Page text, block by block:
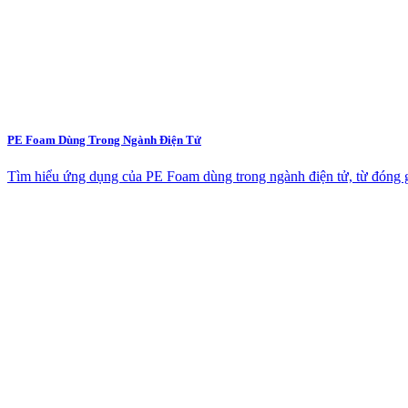
PE Foam Dùng Trong Ngành Điện Tử
Tìm hiểu ứng dụng của PE Foam dùng trong ngành điện tử, từ đóng